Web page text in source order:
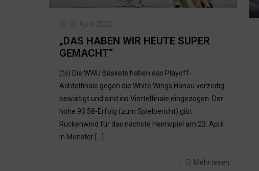
10. April 2022
„DAS HABEN WIR HEUTE SUPER
GEMACHT“
(ts) Die WWU Baskets haben das Playoff-
Achtelfinale gegen die White Wings Hanau vorzeitig
bewältigt und sind ins Viertelfinale eingezogen. Der
hohe 93:58-Erfolg (zum Spielbericht) gibt
Rückenwind für das nächste Heimspiel am 23. April
in Münster[…]
Mehr lesen